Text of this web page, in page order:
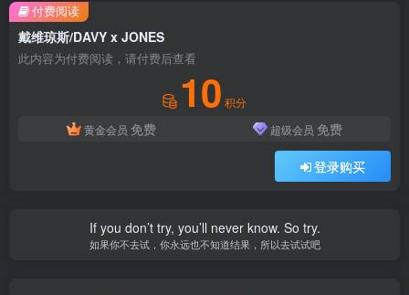
戴维琼斯/DAVY x JONES
此内容为付费阅读，请付费后查看
10 积分
黄金会员 免费 超级会员 免费
登录购买
付费阅读
If you don’t try, you’ll never know. So try.
如果你不去试，你永远也不知道结果，所以去试试吧